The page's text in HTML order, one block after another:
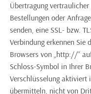
Übertragung
Bestellungen oder
senden, eine SSL- bzw.
Verbindung erkennen Sie
Browsers von „http://“
Schloss-Symbol in Ihrer
Verschlüsselung aktiviert
übermitteln, nicht von